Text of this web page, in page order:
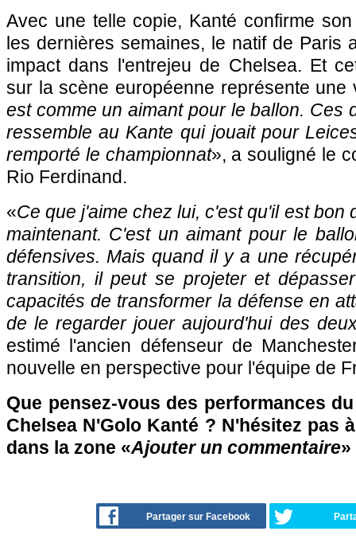
Avec une telle copie, Kanté confirme
les dernières semaines, le natif de Paris
impact dans l'entrejeu de Chelsea. Et
sur la scène européenne représente une
est comme un aimant pour le ballon. Ces
ressemble au Kante qui jouait pour
remporté le championnat», a souligné le
Rio Ferdinand.
«Ce que j'aime chez lui, c'est qu'il est bon
maintenant. C'est un aimant pour le
défensives. Mais quand il y a une
transition, il peut se projeter et
capacités de transformer la défense en
de le regarder jouer aujourd'hui des
estimé l'ancien défenseur de
nouvelle en perspective pour l'équipe de
Que pensez-vous des performances
Chelsea N'Golo Kanté ? N'hésitez pas
dans la zone «Ajouter un commentaire»
Partager sur Facebook